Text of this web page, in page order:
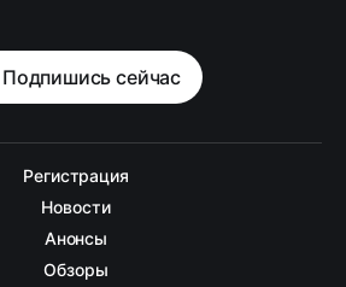
Подпишись сейчас
Регистрация
Новости
Анонсы
Обзоры